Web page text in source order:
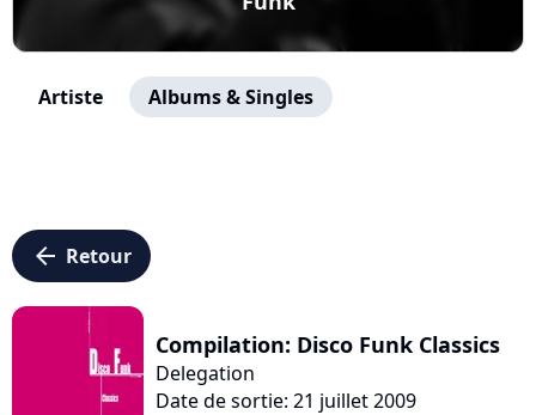
Artiste Albums & Singles
arrow_left Retour
Compilation: Disco Funk Classics
Delegation
Date de sortie: 21 juillet 2009